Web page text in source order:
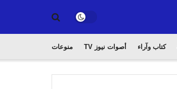
كتاب وآراء أصوات نيوز TV منوعات